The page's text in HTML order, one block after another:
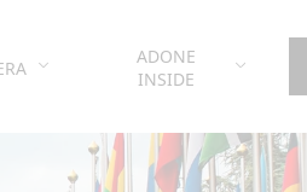
ADONE
INSIDE